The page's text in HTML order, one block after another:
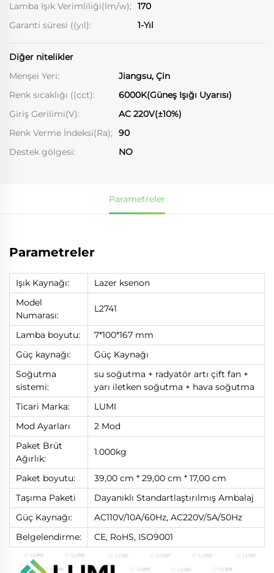
Lamba Işık Verimliliği(lm/w);
170
Garanti süresi ((yıl):
1-Yıl
Diğer nitelikler
Menşei Yeri:
Jiangsu, Çin
Renk sıcaklığı ((cct):
6000K(Güneş Işığı Uyarısı)
Giriş Gerilimi(V):
AC 220V(±10%)
Renk Verme İndeksi(Ra);
90
Destek gölgesi:
NO
Parametreler
Parametreler
Işık Kaynağı:
Lazer ksenon
Model
Numarası:
L2741
Lamba boyutu:
7*100*167 mm
Güç kaynağı:
Güç Kaynağı
Soğutma
sistemi:
su soğutma + radyatör artı çift fan +
yarı iletken soğutma + hava soğutma
Ticari Marka:
LUMI
Mod Ayarları
2 Mod
Paket Brüt
Ağırlık:
1.000kg
Paket boyutu:
39,00 cm * 29,00 cm * 17,00 cm
Taşıma Paketi
Dayanıklı Standartlaştırılmış Ambalaj
Güç Kaynağı:
AC110V/10A/60Hz, AC220V/5A/50Hz
Belgelendirme:
CE, RoHS, ISO9001